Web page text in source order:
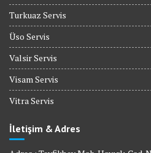
Turkuaz Servis
Üso Servis
Valsir Servis
Visam Servis
Vitra Servis
İletişim & Adres